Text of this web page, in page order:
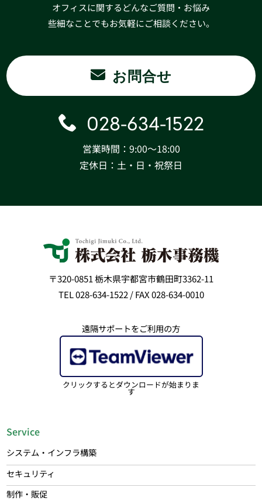
オフィスに関するどんなご質問・お悩み
些細なことでもお気軽にご相談ください。
お問合せ
028-634-1522
営業時間：9:00〜18:00
定休日：土・日・祝祭日
〒320-0851 栃木県宇都宮市鶴田町3362-11
TEL 028-634-1522 / FAX 028-634-0010
遠隔サポートをご利用の方
クリックするとダウンロードが始まりま
す
Service
システム・インフラ構築
セキュリティ
制作・販促